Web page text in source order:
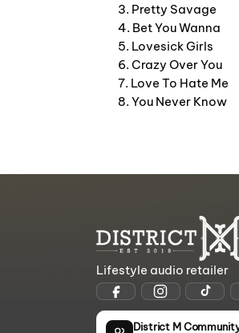
3. Pretty Savage
4. Bet You Wanna
5. Lovesick Girls
6. Crazy Over You
7. Love To Hate Me
8. You Never Know
Lifestyle audio retailer
District M